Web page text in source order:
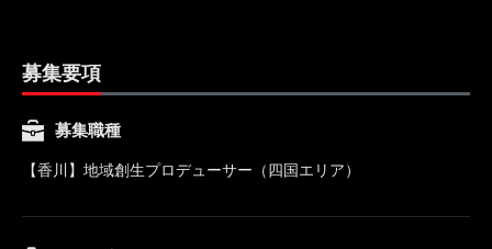
募集要項
募集職種
【香川】地域創生プロデューサー（四国エリア）